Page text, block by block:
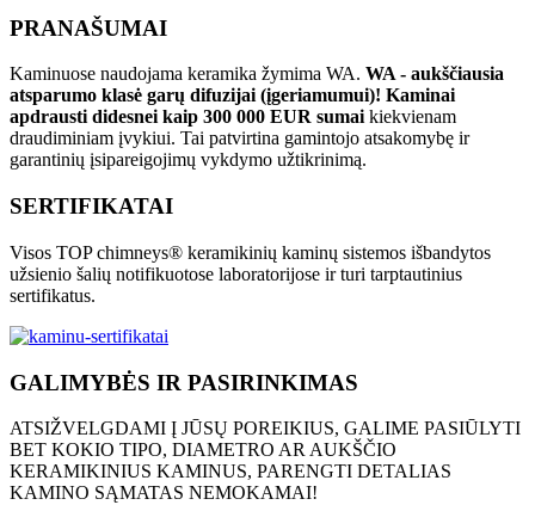
PRANAŠUMAI
Kaminuose naudojama keramika žymima WA. WA - aukščiausia
atsparumo klasė garų difuzijai (įgeriamumui)! Kaminai
apdrausti didesnei kaip 300 000 EUR sumaikiekvienam
draudiminiam įvykiui. Tai patvirtina gamintojo atsakomybę ir
garantinių įsipareigojimų vykdymo užtikrinimą.
SERTIFIKATAI
Visos TOP chimneys® keramikinių kaminų sistemos išbandytos
užsienio šalių notifikuotose laboratorijose ir turi tarptautinius
sertifikatus.
GALIMYBĖS IR PASIRINKIMAS
ATSIŽVELGDAMI Į JŪSŲ POREIKIUS, GALIME PASIŪLYTI
BET KOKIO TIPO, DIAMETRO AR AUKŠČIO
KERAMIKINIUS KAMINUS, PARENGTI DETALIAS
KAMINO SĄMATAS NEMOKAMAI!